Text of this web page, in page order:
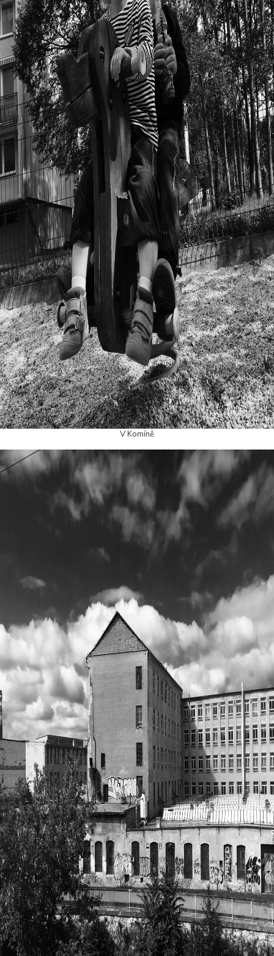
V Komíně